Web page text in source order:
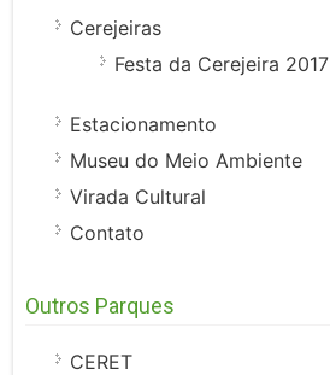
Cerejeiras
Festa da Cerejeira 2017
Estacionamento
Museu do Meio Ambiente
Virada Cultural
Contato
Outros Parques
CERET